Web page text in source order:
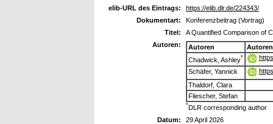
elib-URL des Eintrags:
https://elib.dlr.de/224343/
Dokumentart:
Konferenzbeitrag (Vortrag)
Titel:
A Quantified Comparison of
Autoren:
Autoren
Chadwick, Ashley*
Schäfer, Yannick
Thaldorf, Clara
Fliescher, Stefan
*DLR corresponding author
Datum:
29 April 2026